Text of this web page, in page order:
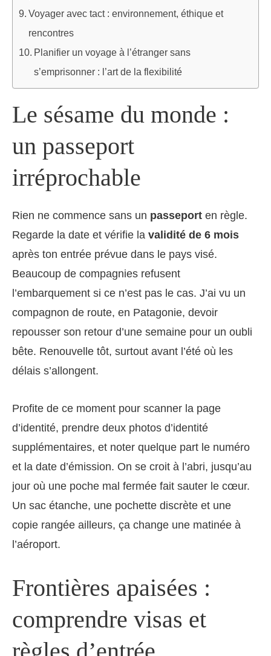
Voyager avec tact : environnement, éthique et
rencontres
Planifier un voyage à l’étranger sans
s’emprisonner : l’art de la flexibilité
Le sésame du monde :
un passeport
irréprochable
Rien ne commence sans un passeport en règle.
Regarde la date et vérifie la validité de 6 mois
après ton entrée prévue dans le pays visé.
Beaucoup de compagnies refusent
l’embarquement si ce n’est pas le cas. J’ai vu un
compagnon de route, en Patagonie, devoir
repousser son retour d’une semaine pour un oubli
bête. Renouvelle tôt, surtout avant l’été où les
délais s’allongent.
Profite de ce moment pour scanner la page
d’identité, prendre deux photos d’identité
supplémentaires, et noter quelque part le numéro
et la date d’émission. On se croit à l’abri, jusqu’au
jour où une poche mal fermée fait sauter le cœur.
Un sac étanche, une pochette discrète et une
copie rangée ailleurs, ça change une matinée à
l’aéroport.
Frontières apaisées :
comprendre visas et